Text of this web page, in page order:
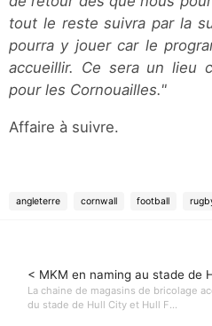
tout le reste suivra par la
pourra y jouer car le
accueillir. Ce sera un lieu
pour les Cornouailles."
Affaire à suivre.
angleterre cornwall football
< MKM en naming au stade de
La chaine de magasins de bricolage
du stade de Hull City et Hull F...